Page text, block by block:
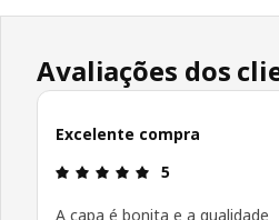
Avaliações dos
Ignorar avaliações de cliente
Excelente compra
Avaliações: 5 de
5
A capa é bonita e a qualidade